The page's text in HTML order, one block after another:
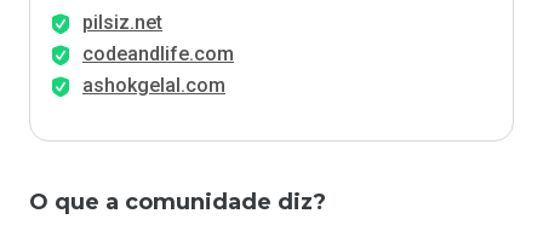
pilsiz.net
codeandlife.com
ashokgelal.com
O que a comunidade diz?